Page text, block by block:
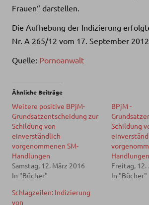
Frauen“ darstellen.
Die Aufhebung der Indizierung
Nr. A 265/12 vom 17. September
Quelle: Pornoanwalt
Ähnliche Beiträge
Weitere positive BPjM-
Grundsatzentscheidung zur
Schildung von
einverständlich
vorgenommenen SM-
Handlungen
Samstag, 12. März 2016
In "Bücher"
BPjM -
Schildung
Handlungen
Freitag, 12.
In "Bücher"
Schlagzeilen: Indizierung
von